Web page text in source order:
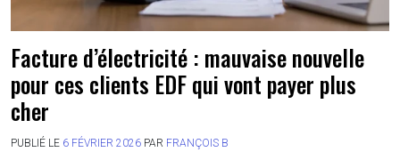
Facture d’électricité : mauvaise nouvelle
pour ces clients EDF qui vont payer plus
cher
PUBLIÉ LE 6 FÉVRIER 2026 PAR FRANÇOIS B